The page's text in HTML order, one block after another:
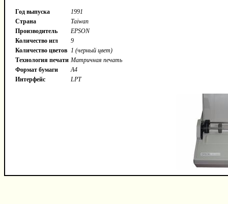
Год выпуска
1991
Страна
Taiwan
Производитель
EPSON
Количество игл
9
Количество цветов 1 (черный цвет)
Технология печати Матричная печать
Формат бумаги
A4
Интерфейс
LPT